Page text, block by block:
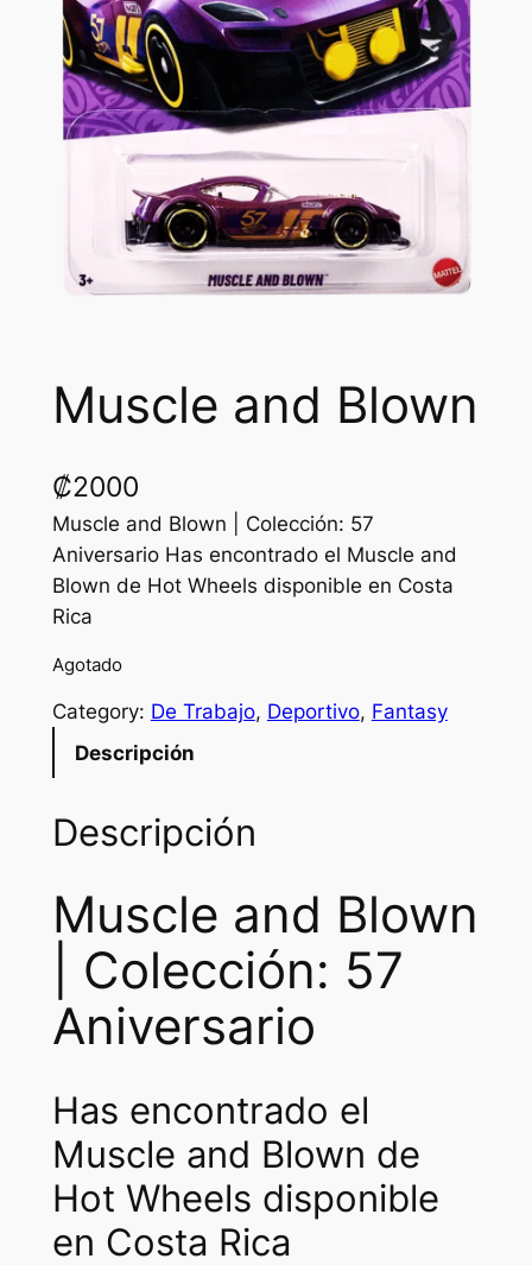
Muscle and Blown
₡2000
Muscle and Blown | Colección: 57
Aniversario Has encontrado el Muscle and
Blown de Hot Wheels disponible en Costa
Rica
Agotado
Category: De Trabajo, Deportivo, Fantasy
Descripción
Descripción
Muscle and Blown
| Colección: 57
Aniversario
Has encontrado el
Muscle and Blown de
Hot Wheels disponible
en Costa Rica